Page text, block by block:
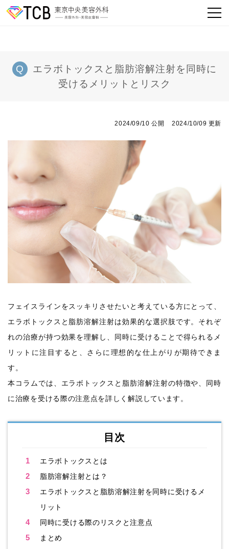
エラボトックスと脂肪溶解注射を同時に
受けるメリットとリスク
2024/09/10 公開 2024/10/09 更新
フェイスラインをスッキリさせたいと考えている方にとって、
エラボトックスと脂肪溶解注射は効果的な選択肢です。それぞ
れの治療が持つ効果を理解し、同時に受けることで得られるメ
リットに注目すると、さらに理想的な仕上がりが期待できま
す。
本コラムでは、エラボトックスと脂肪溶解注射の特徴や、同時
に治療を受ける際の注意点を詳しく解説しています。
目次
1 エラボトックスとは
2 脂肪溶解注射とは？
3
エラボトックスと脂肪溶解注射を同時に受けるメ
リット
4 同時に受ける際のリスクと注意点
5 まとめ